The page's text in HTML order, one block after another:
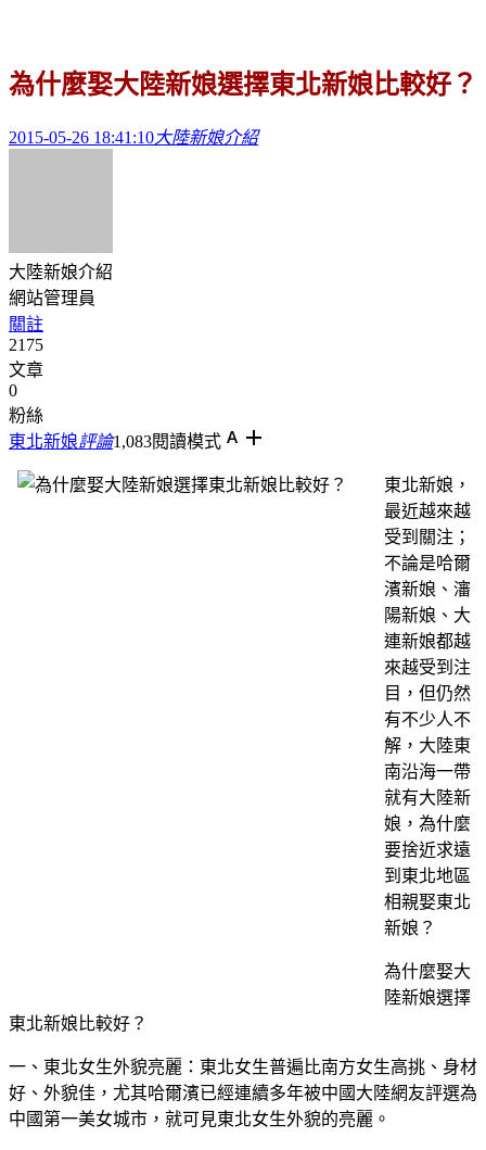
為什麼娶大陸新娘選擇東北新娘比較好？
2015-05-26 18:41:10大陸新娘介紹
大陸新娘介紹
網站管理員
關註
2175
文章
0
粉絲
東北新娘評論1,083閱讀模式
東北新娘，
最近越來越
受到關注；
不論是哈爾
濱新娘、瀋
陽新娘、大
連新娘都越
來越受到注
目，但仍然
有不少人不
解，大陸東
南沿海一帶
就有大陸新
娘，為什麼
要捨近求遠
到東北地區
相親娶東北
新娘？
為什麼娶大
陸新娘選擇
東北新娘比較好？
一、東北女生外貌亮麗：東北女生普遍比南方女生高挑、身材
好、外貌佳，尤其哈爾濱已經連續多年被中國大陸網友評選為
中國第一美女城市，就可見東北女生外貌的亮麗。